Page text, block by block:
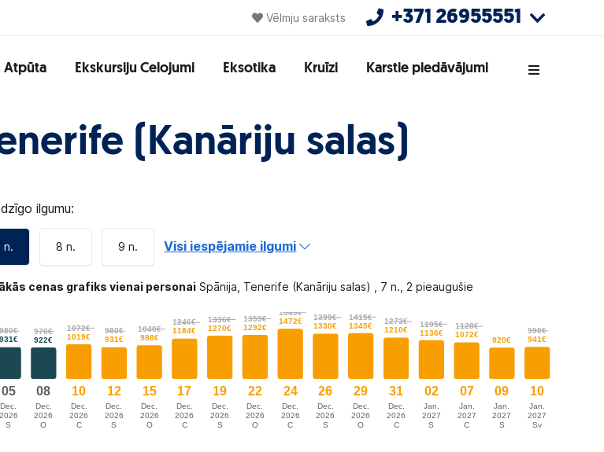
Vēlmju saraksts +371 26955551
Atpūta Ekskursiju Celojumi Eksotika Kruīzi Karstie piedāvājumi
(Kanāriju salas)
ilgumu:
n. 8 n. 9 n. Visi iespējamie ilgumi
cenas grafiks vienai personai Spānija, Tenerife (Kanāriju salas) , 7 n., 2 pieaugušie